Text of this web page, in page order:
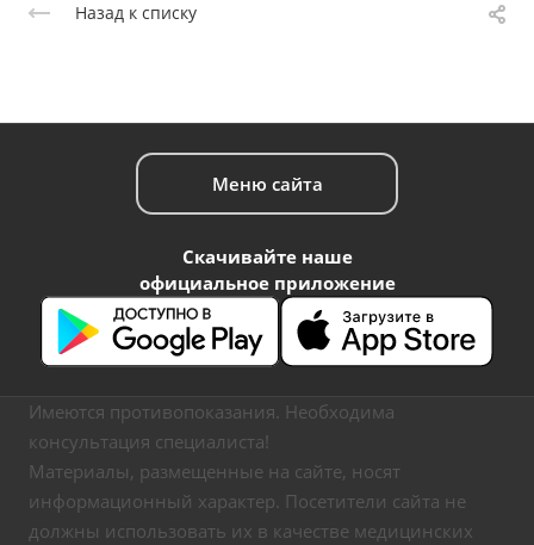
Назад к списку
Меню сайта
Скачивайте наше
официальное приложение
Имеются противопоказания. Необходима
консультация специалиста!
Материалы, размещенные на сайте, носят
информационный характер. Посетители сайта не
должны использовать их в качестве медицинских